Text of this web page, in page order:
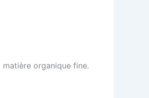
organique fine.